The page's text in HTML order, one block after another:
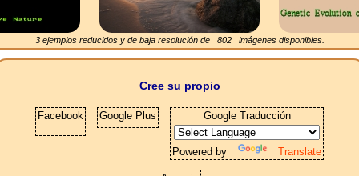
3 ejemplos reducidos y de baja resolución de 802imágenes disponibles.
Cree su propio
Facebook Google Plus Google Traducción
Powered by Translate